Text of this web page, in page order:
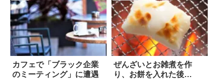
カフェで「ブラック企業
のミーティング」に遭遇
ぜんざいとお雑煮を作
り、お餅を入れた後…